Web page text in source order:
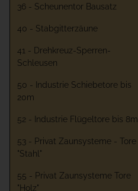
36 - Scheunentor Bausatz
40 - Stabgitterzäune
41 - Drehkreuz-Sperren-
Schleusen
50 - Industrie Schiebetore bis
20m
52 - Industrie Flügeltore bis 8m
53 - Privat Zaunsysteme - Tore
"Stahl"
55 - Privat Zaunsysteme Tore
"Holz"